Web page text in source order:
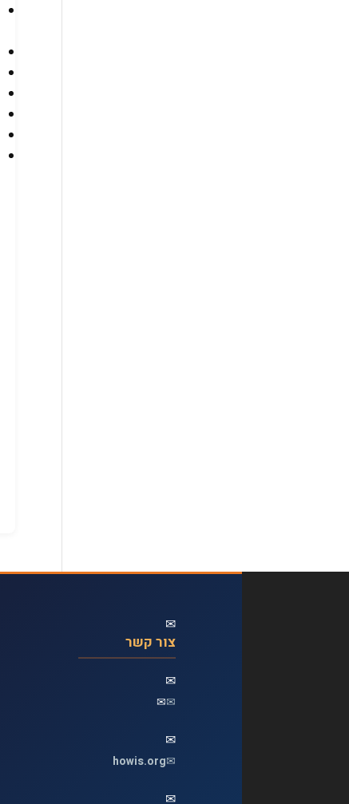
✉
צור קשר
✉
✉
✉
✉
✉
howis.org
✉